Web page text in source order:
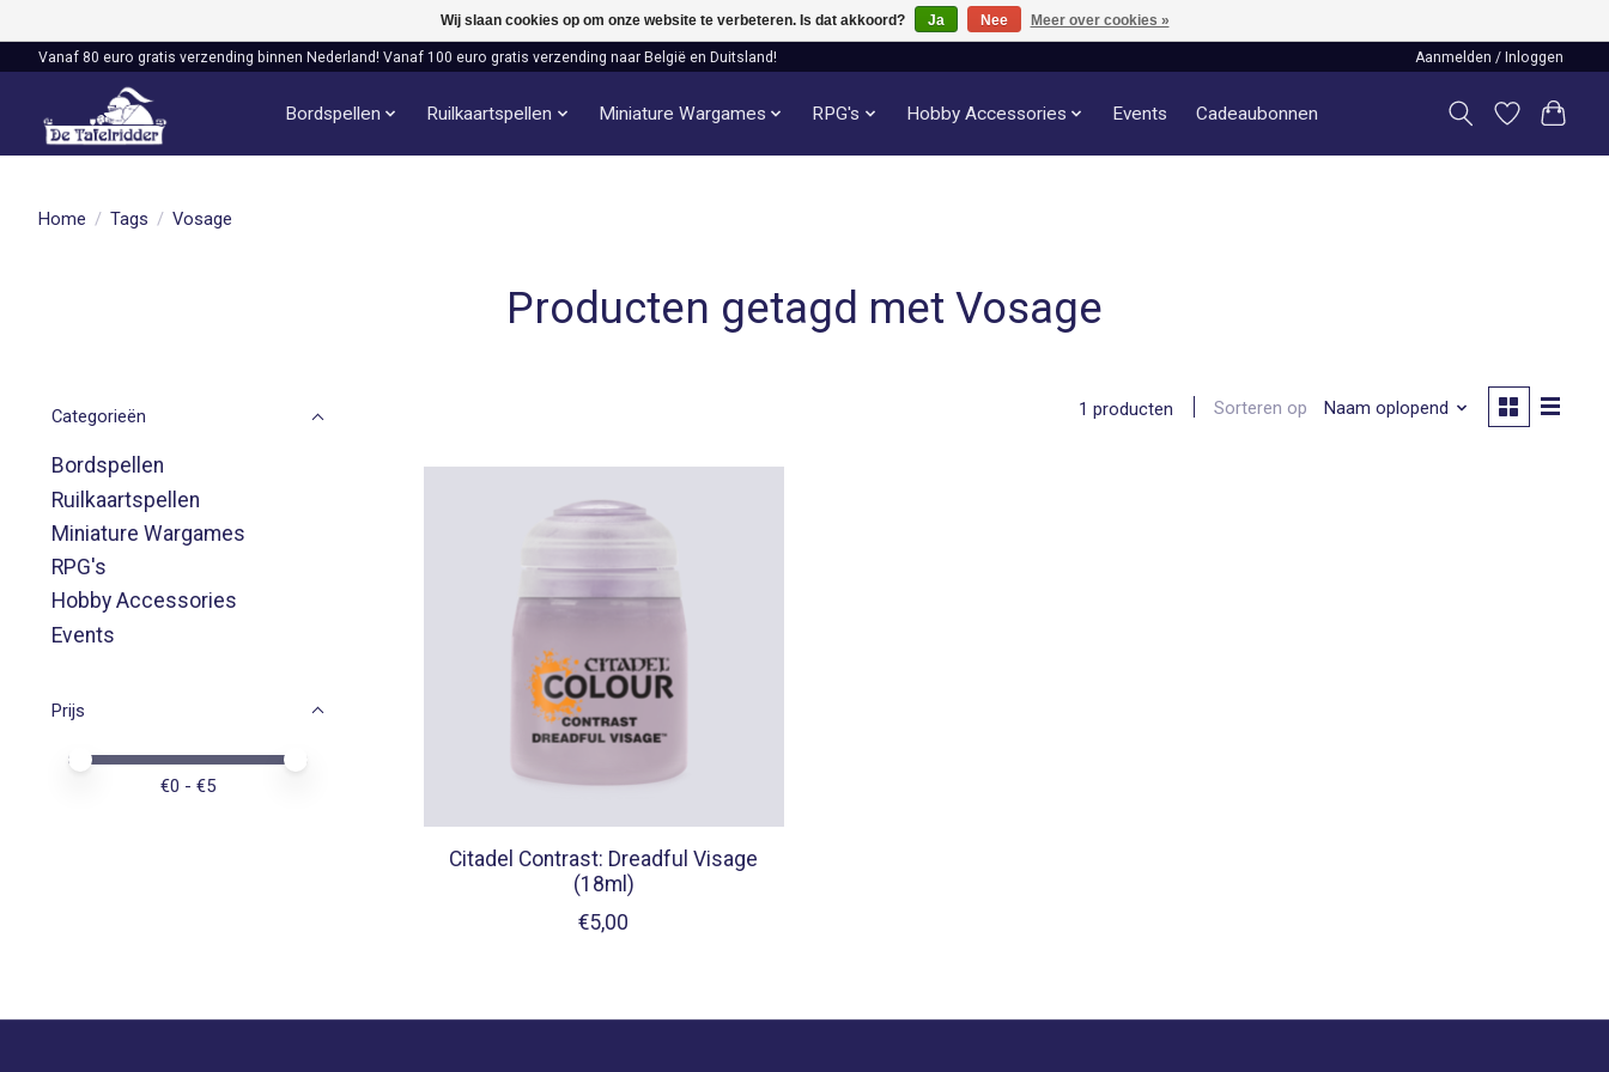
Vanaf 80 euro gratis verzending binnen Nederland! Vanaf 100 euro gratis verzending naar België en Duitsland! Aanmelden / Inloggen
Bordspellen Ruilkaartspellen Miniature Wargames RPG's Hobby Accessories Events Cadeaubonnen
Home / Tags / Vosage
Producten getagd met Vosage
Categorieën
Bordspellen
Ruilkaartspellen
Miniature Wargames
RPG's
Hobby Accessories
Events
Prijs
Minimale prijswaarde
Price maximum value
€0 - €5
1 producten Sorteren op Naam oplopend
Citadel Contrast: Dreadful Visage
(18ml)
€5,00
Wij slaan cookies op om onze website te verbeteren. Is dat akkoord? Ja Nee Meer over cookies »